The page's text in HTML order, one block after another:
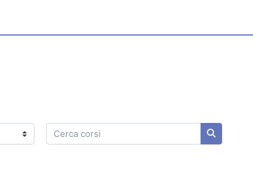
Cerca corsi
Cerca corsi